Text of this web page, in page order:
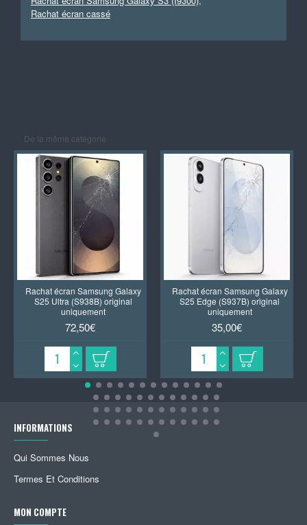
Rachat écran cassé
De la même catégorie
Rachat écran Samsung Galaxy
S25 Ultra (S938B) original
uniquement
72,50€
Rachat écran Samsung Galaxy
S25 Edge (S937B) original
uniquement
35,00€
INFORMATIONS
Qui Sommes Nous
Termes Et Conditions
MON COMPTE